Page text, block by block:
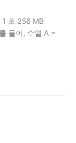
초 256 MB
들어, 수열 A =